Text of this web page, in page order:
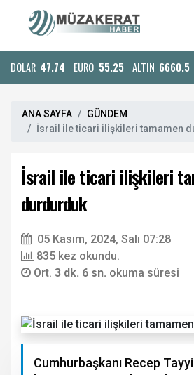
DOLAR 47.74 EURO 55.25 ALTIN 6660.5
ANA SAYFA
GÜNDEM
İsrail ile ticari ilişkileri tamamen
İsrail ile ticari ilişkileri
durdurduk
05 Kasım, 2024, Salı 07:28
835 kez okundu.
Ort. 3 dk. 6 sn. okuma süresi
Cumhurbaşkanı Recep